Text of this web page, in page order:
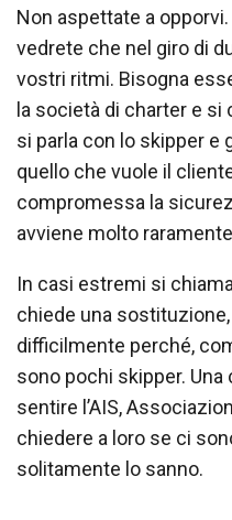
Non aspettate a
vedrete che nel giro di
vostri ritmi. Bisogna
la società di charter e
si parla con lo skipper e
quello che vuole il
compromessa la
avviene molto
In casi estremi si
chiede una
difficilmente perché,
sono pochi skipper.
sentire l’AIS,
chiedere a loro se ci
solitamente lo sanno.